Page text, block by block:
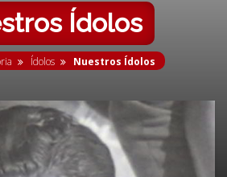
Ídolos
Ídolos Nuestros Ídolos